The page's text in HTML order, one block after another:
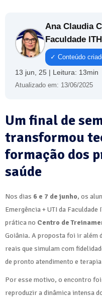
Ana Claudia
Faculdade ITH
✓ Conteúdo
13 jun, 25 | Leitura: 13min
Atualizado em: 13/06/2025
Um final de
transformou
formação dos
saúde
Nos dias 6 e 7 de junho, os
Emergência + UTI da
prática no Centro de
Goiânia. A proposta foi ir além
reais que simulam com
de pronto atendimento e
Por esse motivo, o encontro
reproduzir a dinâmica intensa